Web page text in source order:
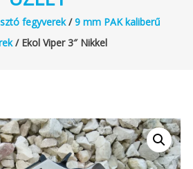
fegyverek/9 mm PAK kaliberű
/ Ekol Viper 3″ Nikkel